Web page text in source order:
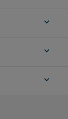
expand_more
expand_more
expand_more